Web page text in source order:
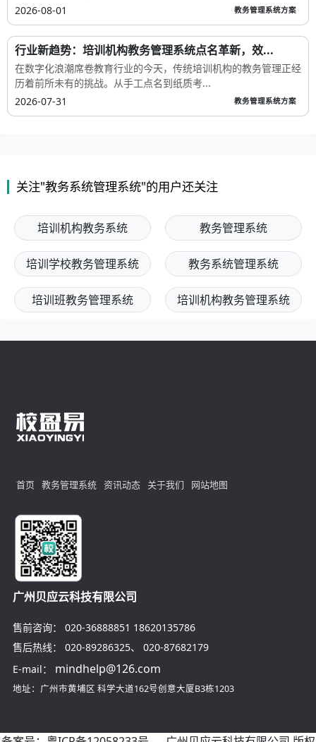
2026-08-01
教务管理系统方案
行业新趋势：培训机构教务管理系统点名革新，效...
在数字化浪潮席卷教育行业的今天，传统培训机构的教务管理正经
历着前所未有的挑战。从手工点名到纸质考...
2026-07-31
教务管理系统方案
关注"教务系统管理系统"的用户还关注
培训机构教务系统 教务管理系统
培训学校教务管理系统 教务系统管理系统
培训班教务管理系统 培训机构教务管理系统
首页 教务管理系统 资讯动态 关于我们 网站地图
广州贝应云科技有限公司
售前咨询： 020-36888851 18620135786
售后热线：
020-89286325、 020-87682179
E-mail：
mindhelp@126.com
地址：广州市黄埔区 科学大道162号创意大厦B3栋1203